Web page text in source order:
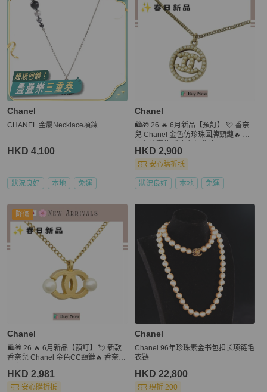
Chanel
CHANEL 金屬Necklace項鍊
HKD 4,100
狀況良好 本地 免運
Chanel
🛍️🎁 26 🔥 6月新品【預訂】 💘 香奈
兒 Chanel 金色仿珍珠圓牌頸鏈🔥 香
HKD 2,900
安心購折抵
狀況良好 本地 免運
降價
Chanel
🛍️🎁 26 🔥 6月新品【預訂】 💘 新款
香奈兒 Chanel 金色CC頸鏈🔥 香奈兒
LACE
HKD 2,981
安心購折抵
Chanel
Chanel 96年珍珠素金书包扣长项链毛
衣链
HKD 22,800
現折 200